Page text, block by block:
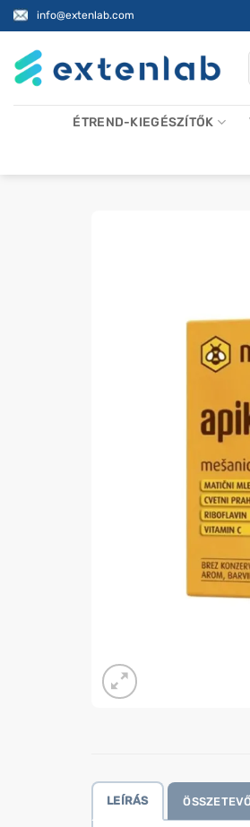
Skip
to
content
info@extenlab.com
ÉTREND-KIEGÉSZÍTŐK
LEÍRÁS